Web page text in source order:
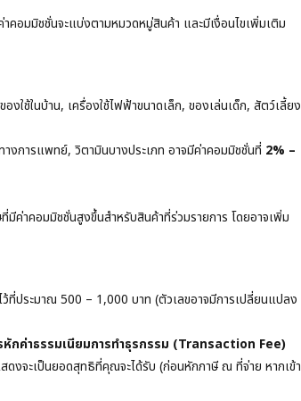
มมิชชั่นจะแบ่งตามหมวดหมู่สินค้า และมีเงื่อนไขเพิ่มเติม
งใช้ในบ้าน, เครื่องใช้ไฟฟ้าขนาดเล็ก, ของเล่นเด็ก, สัตว์เลี้ยง
งการแพทย์, วิตามินบางประเภท อาจมีค่าคอมมิชชั่นที่ 2% –
ค่าคอมมิชชั่นสูงขึ้นสำหรับสินค้าที่ร่วมรายการ โดยอาจเพิ่ม
ที่ประมาณ 500 – 1,000 บาท (ตัวเลขอาจมีการเปลี่ยนแปลง
หักค่าธรรมเนียมการทำธุรกรรม (Transaction Fee)
ดงจะเป็นยอดสุทธิที่คุณจะได้รับ (ก่อนหักภาษี ณ ที่จ่าย หากเข้า